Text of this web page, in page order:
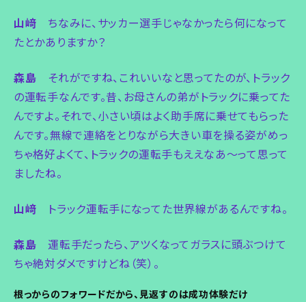
山﨑 ちなみに、サッカー選手じゃなかったら何になって
たとかありますか？
森島 それがですね、これいいなと思ってたのが、トラック
の運転手なんです。昔、お母さんの弟がトラックに乗ってた
んですよ。それで、小さい頃はよく助手席に乗せてもらった
んです。無線で連絡をとりながら大きい車を操る姿がめっ
ちゃ格好よくて、トラックの運転手もええなあ〜って思って
ましたね。
山﨑 トラック運転手になってた世界線があるんですね。
森島 運転手だったら、アツくなってガラスに頭ぶつけて
ちゃ絶対ダメですけどね（笑）。
根っからのフォワードだから、見返すのは成功体験だけ